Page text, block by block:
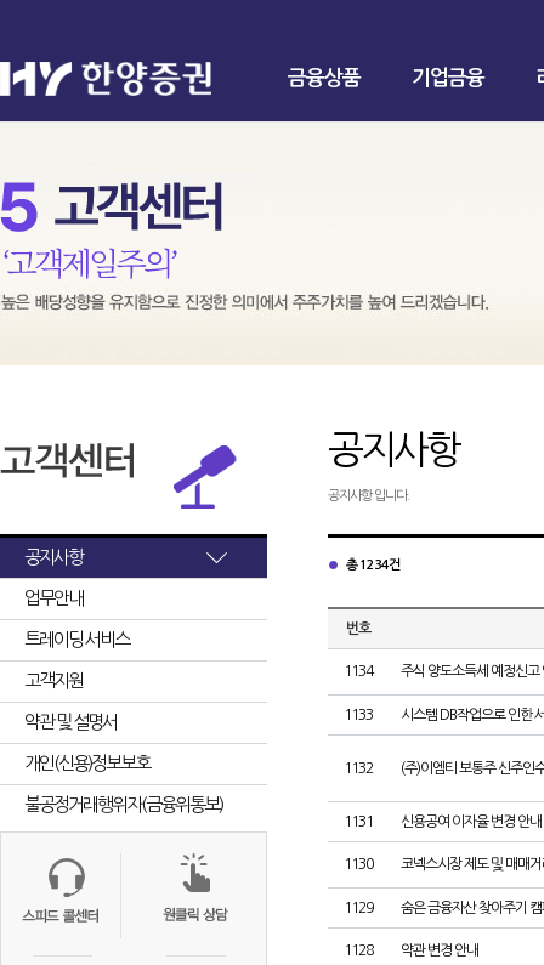
금융상품 기업금융
공지사항
업무안내
트레이딩 서비스
고객지원
약관 및 설명서
개인(신용)정보보호
불공정거래행위자(금융위통보)
공지사항
공지사항 입니다.
총 1234건
번호
1134 주식 양도소득세 예정신고
1133 시스템 DB작업으로 인한
1132 (주)이엠티 보통주 신주인
1131 신용공여 이자율 변경 안내
1130 코넥스시장 제도 및 매매
1129 숨은 금융자산 찾아주기
1128 약관 변경 안내